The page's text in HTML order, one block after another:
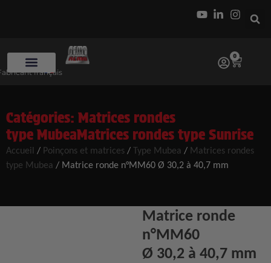
français
0
Catégories: Matrices rondes
type MubeaMatrices rondes type Sunrise
Accueil / Poinçons et matrices / Type Mubea / Matrices rondes
type Mubea / Matrice ronde n°MM60 Ø 30,2 à 40,7 mm
Matrice ronde
n°MM60
Ø 30,2 à 40,7 mm